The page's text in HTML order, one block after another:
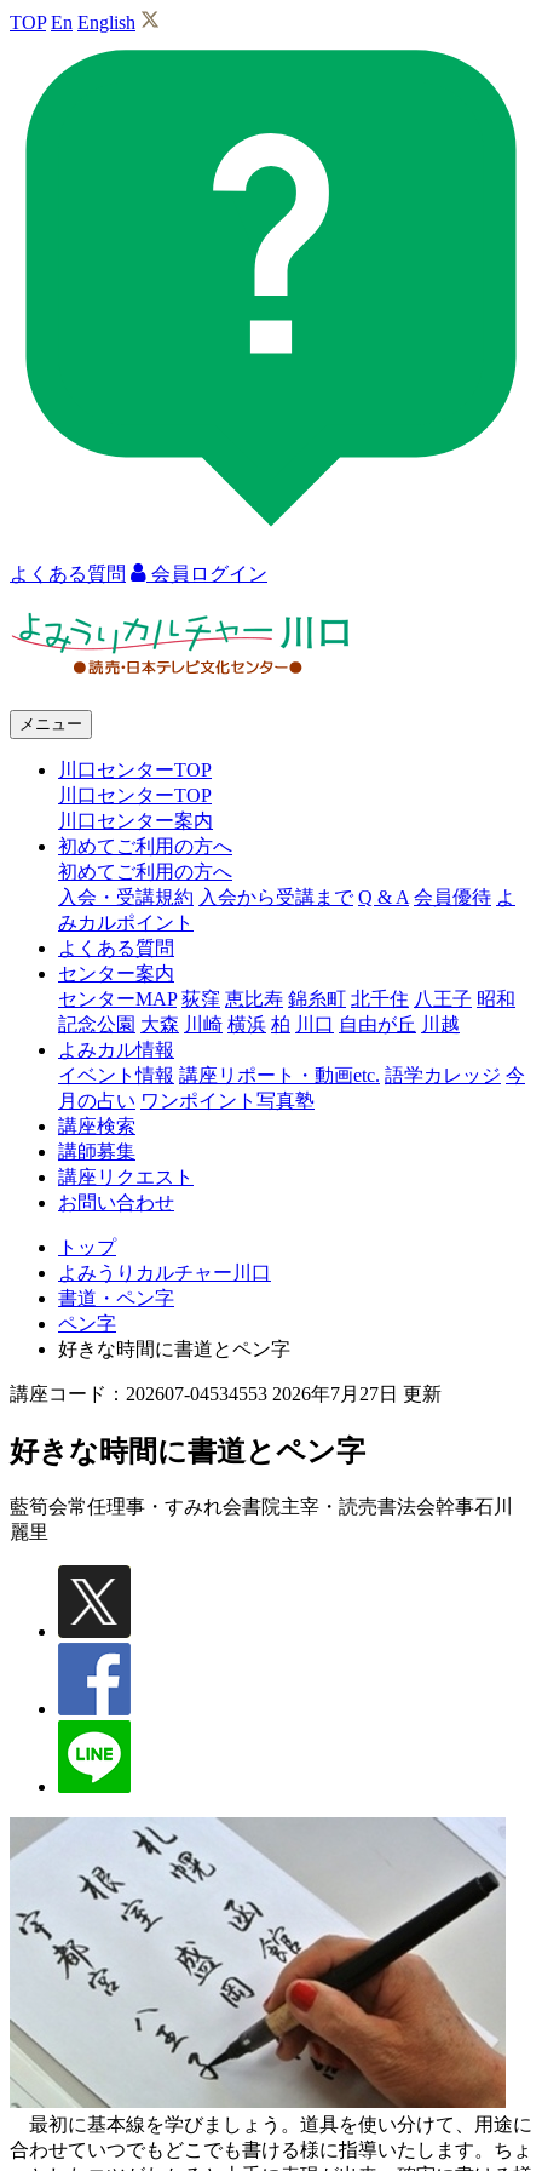
TOP En English
よくある質問 会員ログイン
ャ
口
メニュー
川口センターTOP
川口センターTOP
川口センター案内
初めてご利用の方へ
初めてご利用の方へ
入会・受講規約 入会から受講まで Q & A 会員優待 よ
みカルポイント
よくある質問
センター案内
センターMAP 荻窪 恵比寿 錦糸町 北千住 八王子 昭和
記念公園 大森 川崎 横浜 柏 川口 自由が丘 川越
よみカル情報
イベント情報 講座リポート・動画etc. 語学カレッジ 今
月の占い ワンポイント写真塾
講座検索
講師募集
講座リクエスト
お問い合わせ
トップ
よみうりカルチャー川口
書道・ペン字
ペン字
好きな時間に書道とペン字
講座コード：202607-04534553 2026年7月27日 更新
好きな時間に書道とペン字
藍筍会常任理事・すみれ会書院主宰・読売書法会幹事石川
麗里
最初に基本線を学びましょう。道具を使い分けて、用途に
合わせていつでもどこでも書ける様に指導いたします。ちょ